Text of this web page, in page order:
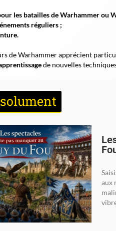
les batailles de Warhammer ou
réguliers ;
de Warhammer apprécient
de nouvelles
aux